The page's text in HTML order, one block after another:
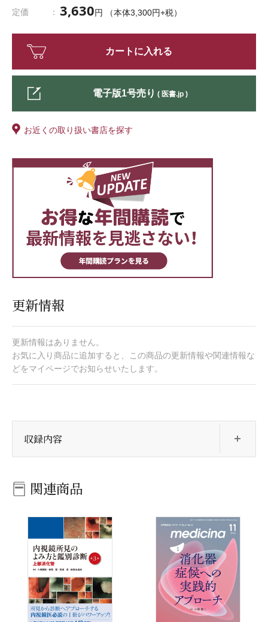
定価 3,630円 （本体3,300円+税）
カートに入れる
電子版1号売り ( 医書.jp )
お近くの取り扱い書店を探す
更新情報
更新情報はありません。
お気に入り商品に追加すると、この商品の更新情報や関連情報な
どをマイページでお知らせいたします。
収録内容
関連商品